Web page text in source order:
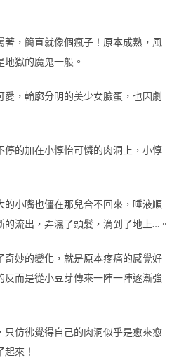
，簡直就像個瘋子！原本成熟，風
獄的魔鬼一般。
，輪廓分明的美少女臉蛋，也因劇
停的加在小惇怡可憐的肉洞上，小惇
的小嘴也僵在那兒合不回來，唾液順
流出，弄濕了頭髮，滴到了地上…。
奇妙的變化，就是原本疼痛的感覺好
而是從小豆芽傳來一陣一陣逐漸強
只仿彿覺得自己的肉洞似乎是愈來愈
來！